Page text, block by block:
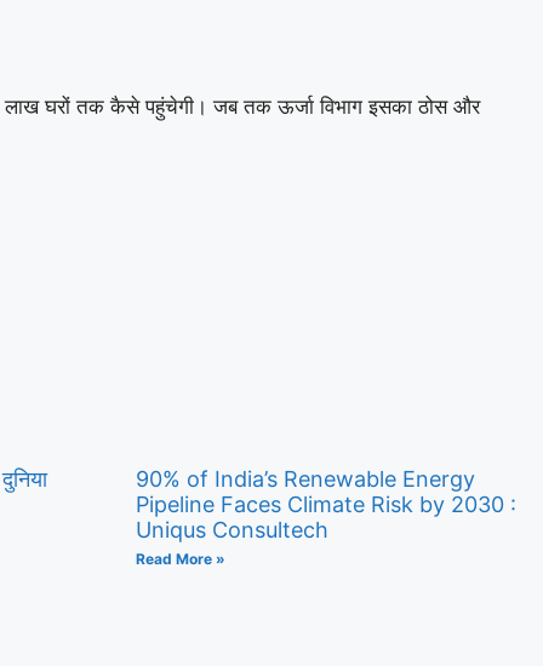
घरों तक कैसे पहुंचेगी। जब तक ऊर्जा विभाग इसका ठोस और
90% of India’s Renewable Energy
Pipeline Faces Climate Risk by 2030 :
Uniqus Consultech
Read More »